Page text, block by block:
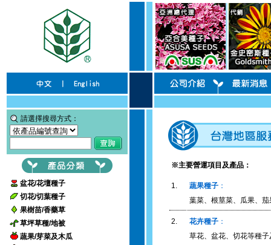
請選擇搜尋方式：
盆花/花壇種子
切花/切葉種子
果樹苗/香藥草
草坪草種/地被
蔬果/芽菜及木瓜
※主要營運項目及產品：
1. 蔬果種子 ：
葉菜、根莖菜、瓜果、
2. 花卉種子 ：
草花、盆花、切花等種